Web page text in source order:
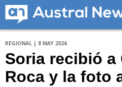
REGIONAL | 8 MAY 2026
Soria recibió a
Roca y la foto